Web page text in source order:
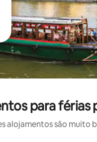
para
alojamentos são muito